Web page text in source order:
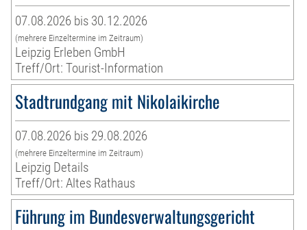
07.08.2026 bis 30.12.2026
(mehrere Einzeltermine im Zeitraum)
Leipzig Erleben GmbH
Treff/Ort: Tourist-Information
Stadtrundgang mit Nikolaikirche
07.08.2026 bis 29.08.2026
(mehrere Einzeltermine im Zeitraum)
Leipzig Details
Treff/Ort: Altes Rathaus
Führung im Bundesverwaltungsgericht